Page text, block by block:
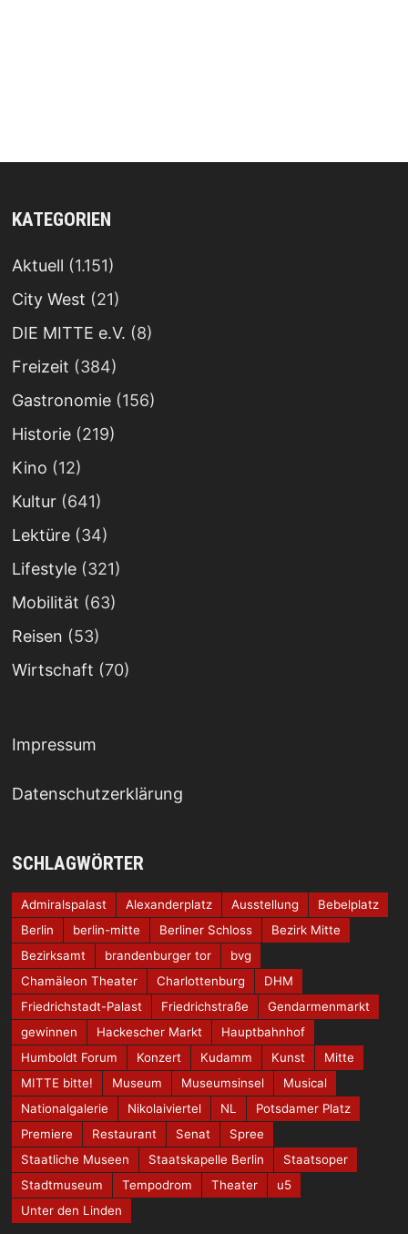
KATEGORIEN
Aktuell (1.151)
City West (21)
DIE MITTE e.V. (8)
Freizeit (384)
Gastronomie(156)
Historie(219)
Kino (12)
Kultur(641)
Lektüre(34)
Lifestyle(321)
Mobilität (63)
Reisen (53)
Wirtschaft (70)
Impressum
Datenschutzerklärung
SCHLAGWÖRTER
Admiralspalast Alexanderplatz Ausstellung
Bebelplatz
Berlin
berlin-mitte Berliner Schloss
Bezirk Mitte
Bezirksamt
brandenburger tor
bvg
Chamäleon Theater
Charlottenburg
DHM
Friedrichstadt-Palast
Friedrichstraße
Gendarmenmarkt
gewinnen
Hackescher Markt
Hauptbahnhof
Humboldt Forum
Konzert Kudamm Kunst
Mitte
MITTE bitte!
Museum Museumsinsel
Musical
Nationalgalerie
Nikolaiviertel NL
Potsdamer Platz
Premiere
Restaurant Senat
Spree
Staatliche Museen
Staatskapelle Berlin
Staatsoper
Stadtmuseum
Tempodrom Theater
u5
Unter den Linden